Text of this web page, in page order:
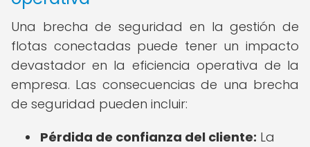
Una brecha de seguridad en la gestión de
flotas conectadas puede tener un impacto
devastador en la eficiencia operativa de la
empresa. Las consecuencias de una brecha
de seguridad pueden incluir:
Pérdida de confianza del cliente: La